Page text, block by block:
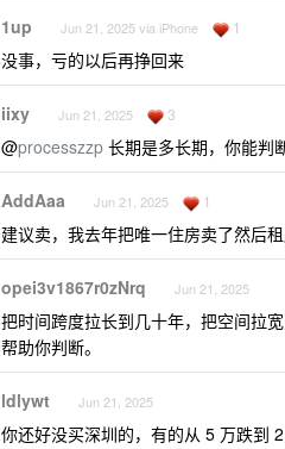
1up Jun 21, 2025 via iPhone 1
没事，亏的以后再挣回来
iixy Jun 21, 2025 3
@processzzp 长期是多长期，你能判
AddAaa Jun 21, 2025 1
建议卖，我去年把唯一住房卖了然后
opei3v1867r0zNrq Jun 21, 2025
把时间跨度拉长到几十年，把空间拉
帮助你判断。
ldlywt Jun 21, 2025
你还好没买深圳的，有的从 5 万跌到